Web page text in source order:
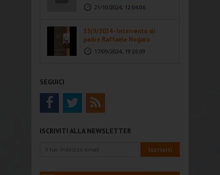
21/10/2024, 12:04:06
15(9/2024 - Intervento di
padre Raffaele Nogaro
17/09/2024, 19:26:09
SEGUICI
ISCRIVITI ALLA NEWSLETTER